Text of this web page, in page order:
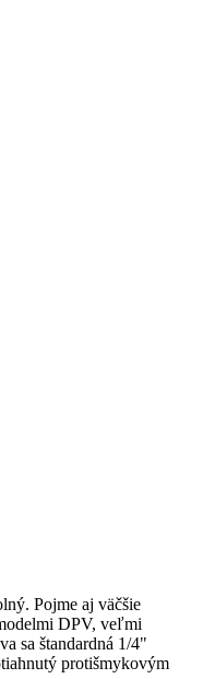
Pojme aj väčšie
DPV, veľmi
sa štandardná 1/4"
protišmykovým